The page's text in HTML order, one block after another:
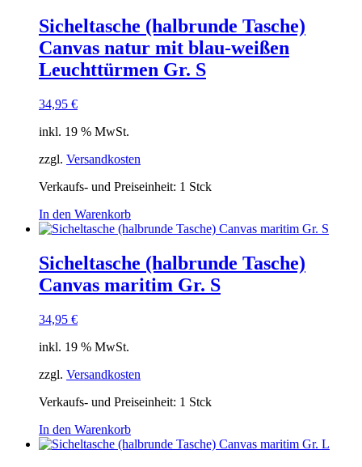
Sicheltasche (halbrunde Tasche)
Canvas natur mit blau-weißen
Leuchttürmen Gr. S
34,95 €
inkl. 19 % MwSt.
zzgl. Versandkosten
Verkaufs- und Preiseinheit: 1 Stck
In den Warenkorb
Sicheltasche (halbrunde Tasche)
Canvas maritim Gr. S
34,95 €
inkl. 19 % MwSt.
zzgl. Versandkosten
Verkaufs- und Preiseinheit: 1 Stck
In den Warenkorb